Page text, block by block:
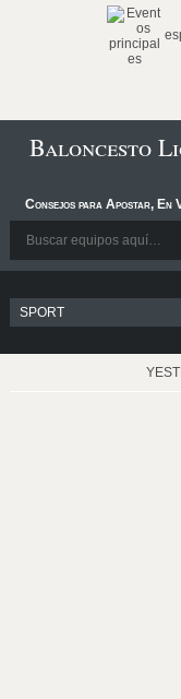
Baloncesto
Consejos para Apostar, En